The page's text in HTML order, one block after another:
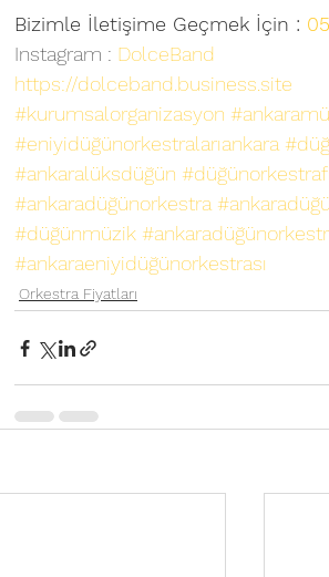
Bizimle İletişime Geçmek İçin :
Instagram : DolceBand
https://dolceband.business.site
#kurumsalorganizasyon
#eniyidüğünorkestralarıankara
#ankaralüksdüğün
#ankaradüğünorkestra
#düğünmüzik
#ankaraeniyidüğünorkestrası
Orkestra Fiyatları